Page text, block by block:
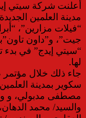
أعلنت شركة سيتي
مدينة العلمين
“فيلات مزارين”،
جيت”، و”داون
“سيتي إيدج” في بدء
لها.
جاء ذلك خلال
سكوير بمدينة
مصطفى مدبولي، و
والسيد/ محمد